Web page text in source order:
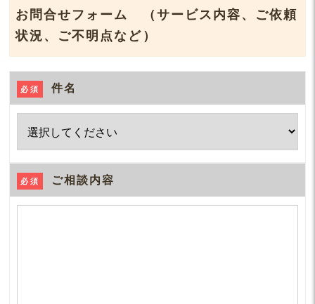
お問合せフォーム
（サービス内容、ご依頼
状況、ご不明点など）
必須 件名
必須 ご相談内容